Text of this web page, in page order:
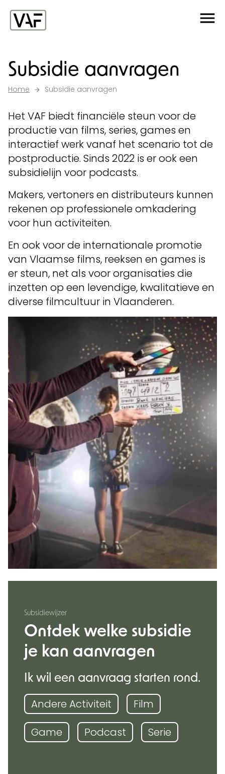
Ga verder naar de inhoud
Subsidie aanvragen
Home Subsidie aanvragen
Het VAF biedt financiële steun voor de
productie van films, series, games en
interactief werk vanaf het scenario tot de
postproductie. Sinds 2022 is er ook een
subsidielijn voor podcasts.
Makers, vertoners en distributeurs kunnen
rekenen op professionele omkadering
voor hun activiteiten.
En ook voor de internationale promotie
van Vlaamse films, reeksen en games is
er steun, net als voor organisaties die
inzetten op een levendige, kwalitatieve en
diverse filmcultuur in Vlaanderen.
Subsidiewijzer
Ontdek welke subsidie
je kan aanvragen
Ik wil een aanvraag starten rond.
Andere Activiteit
Film
Game
Podcast Serie